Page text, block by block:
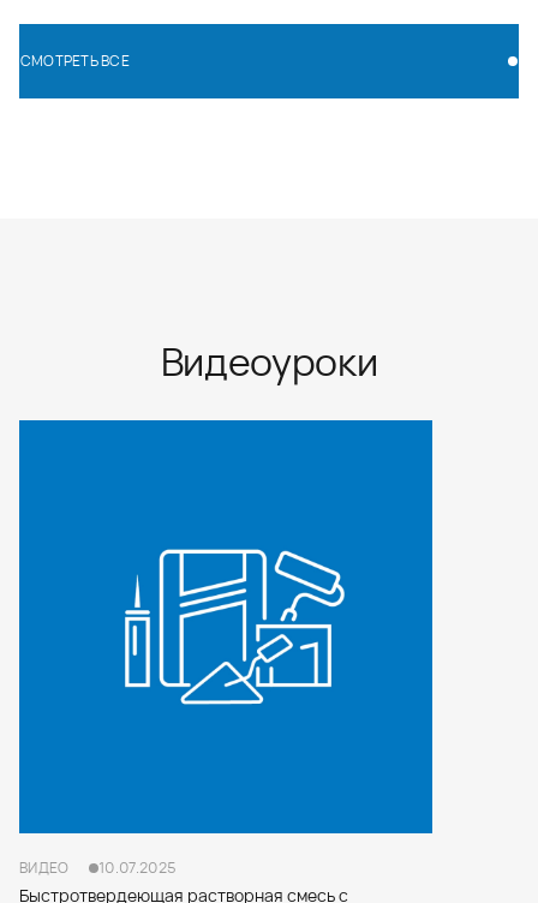
СМОТРЕТЬ ВСЕ
Видеоуроки
ВИДЕО 10.07.2025
Быстротвердеющая растворная смесь с